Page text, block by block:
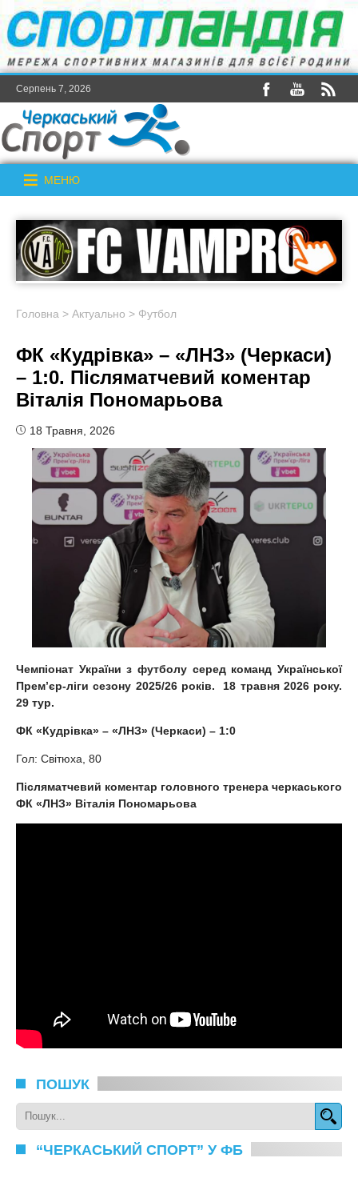
Серпень 7, 2026
МЕНЮ
Головна > Актуально > Футбол
ФК «Кудрівка» – «ЛНЗ» (Черкаси)
– 1:0. Післяматчевий коментар
Віталія Пономарьова
18 Травня, 2026
Чемпіонат України з футболу серед команд Української
Прем’єр-ліги сезону 2025/26 років. 18 травня 2026 року.
29 тур.
ФК «Кудрівка» – «ЛНЗ» (Черкаси) – 1:0
Гол: Світюха, 80
Післяматчевий коментар головного тренера черкаського
ФК «ЛНЗ» Віталія Пономарьова
ПОШУК
“ЧЕРКАСЬКИЙ СПОРТ” У ФБ